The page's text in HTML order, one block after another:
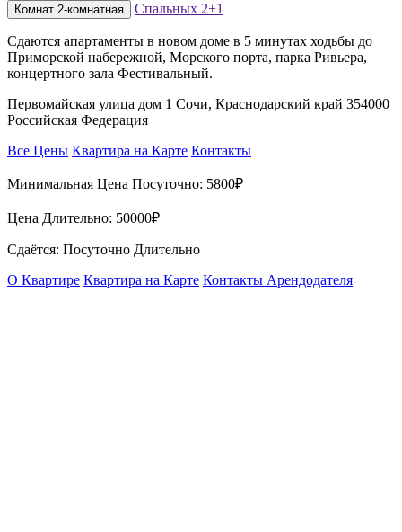
Комнат 2-комнатная Спальных 2+1
Сдаются апартаменты в новом доме в 5 минутах ходьбы до
Приморской набережной, Морского порта, парка Ривьера,
концертного зала Фестивальный.
Первомайская улица дом 1 Сочи, Краснодарский край 354000
Российская Федерация
Все Цены Квартира на Карте Контакты
Минимальная Цена Посуточно: 5800₽
Цена Длительно: 50000₽
Сдаётся: Посуточно Длительно
О Квартире Квартира на Карте Контакты Арендодателя